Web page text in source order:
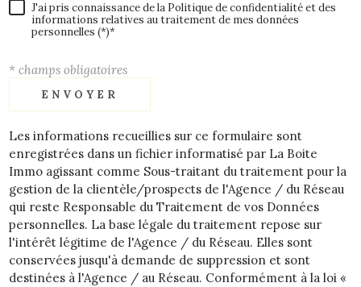
J'ai pris connaissance de la Politique de confidentialité et des
informations relatives au traitement de mes données
personnelles (*)*
* champs obligatoires
ENVOYER
Les informations recueillies sur ce formulaire sont
enregistrées dans un fichier informatisé par La Boite
Immo agissant comme Sous-traitant du traitement pour la
gestion de la clientèle/prospects de l'Agence / du Réseau
qui reste Responsable du Traitement de vos Données
personnelles. La base légale du traitement repose sur
l'intérêt légitime de l'Agence / du Réseau. Elles sont
conservées jusqu'à demande de suppression et sont
destinées à l'Agence / au Réseau. Conformément à la loi «